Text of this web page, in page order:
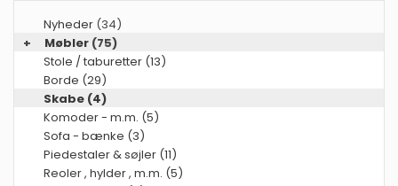
Nyheder (34)
+
Møbler (75)
Stole / taburetter (13)
Borde (29)
Skabe (4)
Komoder - m.m. (5)
Sofa - bænke (3)
Piedestaler & søjler (11)
Reoler , hylder , m.m. (5)